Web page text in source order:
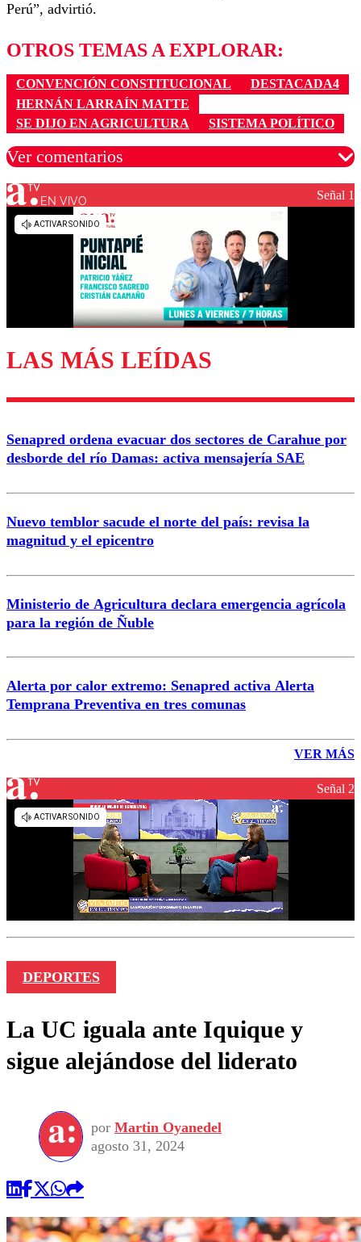
Perú”, advirtió.
OTROS TEMAS A EXPLORAR:
CONVENCIÓN CONSTITUCIONAL
DESTACADA4
HERNÁN LARRAÍN MATTE
SE DIJO EN AGRICULTURA
SISTEMA POLÍTICO
Ver comentarios
Los comentarios son moderados para garantizar un
Enviar comentario
EN VIVO Señal 1
LAS MÁS LEÍDAS
Senapred ordena evacuar dos sectores de Carahue por
desborde del río Damas: activa mensajería SAE
Nuevo temblor sacude el norte del país: revisa la
magnitud y el epicentro
Ministerio de Agricultura declara emergencia agrícola
para la región de Ñuble
Alerta por calor extremo: Senapred activa Alerta
Temprana Preventiva en tres comunas
VER MÁS
Señal 2
DEPORTES
La UC iguala ante Iquique y
sigue alejándose del liderato
por Martin Oyanedel
agosto 31, 2024